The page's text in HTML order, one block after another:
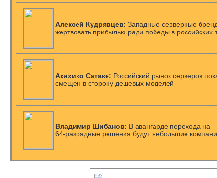
Алексей Кудрявцев: Западные серверные
жертвовать прибылью ради победы в российских
Акихико Сатаке: Российский рынок серверов
смещен в сторону дешевых моделей
Владимир Шибанов: В авангарде перехода на
64-разрядные решения будут небольшие